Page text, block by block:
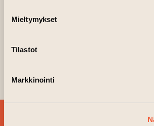
Mieltymykset
Tilastot
Markkinointi
I could, and whenever it
Galleria Aski presents